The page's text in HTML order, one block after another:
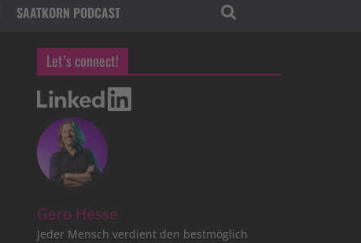
SAATKORN PODCAST
Let’s connect!
Gero Hesse
Jeder Mensch verdient den bestmöglich